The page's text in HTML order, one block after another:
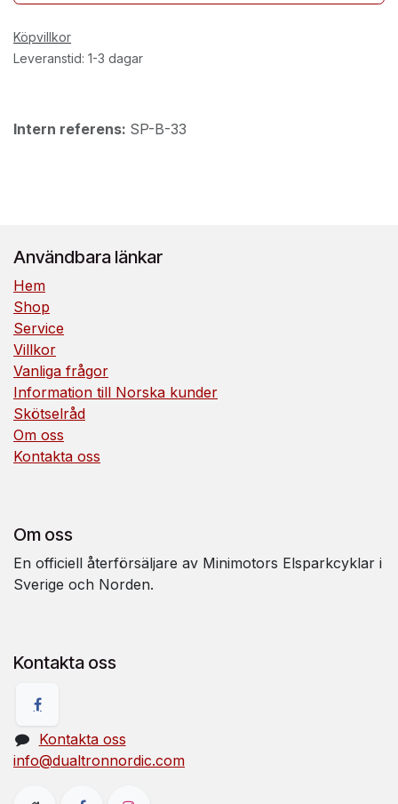
Köpvillkor
Leveranstid: 1-3 dagar
Intern referens: SP-B-33
Användbara länkar
Hem
Shop
Service
Villkor
Vanliga frågor
Information till Norska kunder
Skötselråd
Om oss
Kontakta oss
Om oss
En officiell återförsäljare av Minimotors Elsparkcyklar i
Sverige och Norden.
Kontakta oss
Kontakta oss
info@dualtronnordic.com